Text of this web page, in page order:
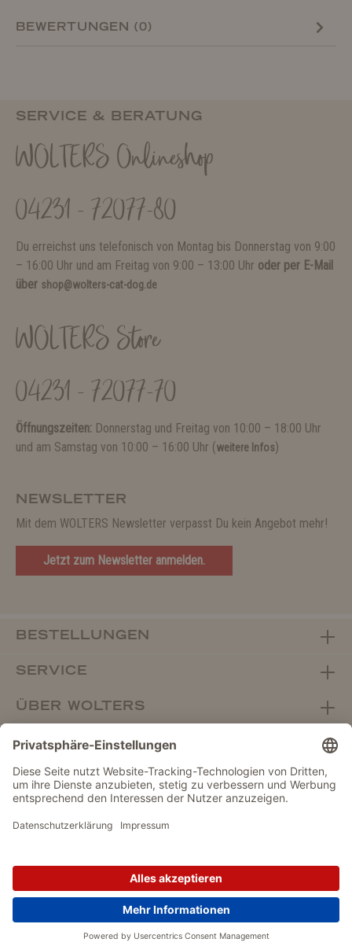
BEWERTUNGEN (0)
SERVICE & BERATUNG
WOLTERS Onlineshop
04231 - 72077-80
Du erreichst uns telefonisch von Montag bis Donnerstag von 9:00
– 16:00 Uhr und am Freitag von 9:00 – 13:00 Uhr oder per E-Mail
über shop@wolters-cat-dog.de
WOLTERS Store
04231 - 72077-70
Öffnungszeiten: Donnerstag und Freitag von 10:00 – 18:00 Uhr
und am Samstag von 10:00 – 16:00 Uhr (weitere Infos)
NEWSLETTER
Mit dem WOLTERS Newsletter verpasst Du kein Angebot mehr!
Jetzt zum Newsletter anmelden.
BESTELLUNGEN
SERVICE
ÜBER WOLTERS
FACHHANDEL
Vertrag widerrufen
IMPRESSUM